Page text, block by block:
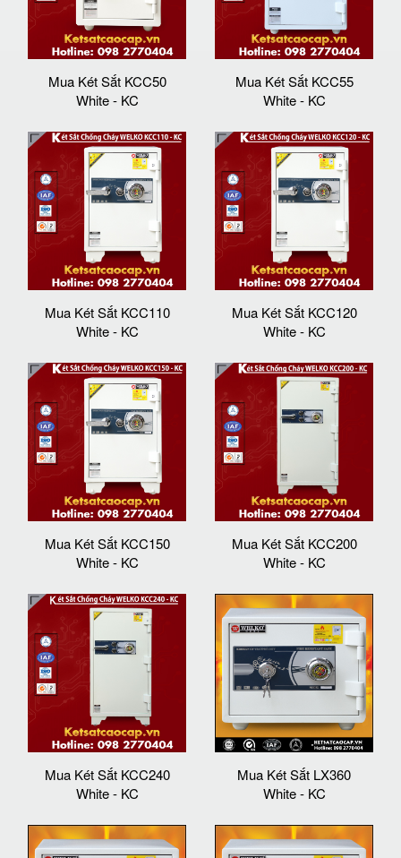
Mua Két Sắt KCC50
White - KC
Mua Két Sắt KCC55
White - KC
Mua Két Sắt KCC110
White - KC
Mua Két Sắt KCC120
White - KC
Mua Két Sắt KCC150
White - KC
Mua Két Sắt KCC200
White - KC
Mua Két Sắt KCC240
White - KC
Mua Két Sắt LX360
White - KC